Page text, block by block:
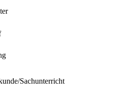
Sachunterricht